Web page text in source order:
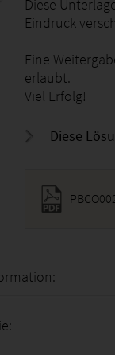
Diese
Eindruck
Eine
erlaubt.
Viel Erfolg!
Diese